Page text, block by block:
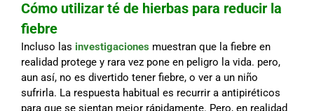
Cómo utilizar té de hierbas para reducir la
fiebre
Incluso las investigaciones muestran que la fiebre en
realidad protege y rara vez pone en peligro la vida. pero,
aun así, no es divertido tener fiebre, o ver a un niño
sufrirla. La respuesta habitual es recurrir a antipiréticos